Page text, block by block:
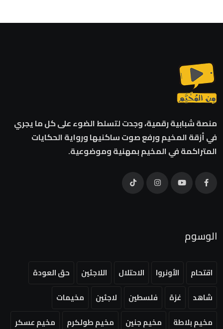
منصة شبابية رقمية، وجدت لتسلط الضوء على كل ما يجري
في أزقة المخيم ورفع صوت ساكنيها ورواية الحكايات
المتراكمة في المخيم بمهنية وموضوعية.
الوسوم
اقتحام الأونروا الاحتلال اللاجئين
حق العودة
شاهد
غزة فلسطين لاجئين
مخيمات
مخيم بلاطة
مخيم جنين مخيم طولكرم مخيم عسكر